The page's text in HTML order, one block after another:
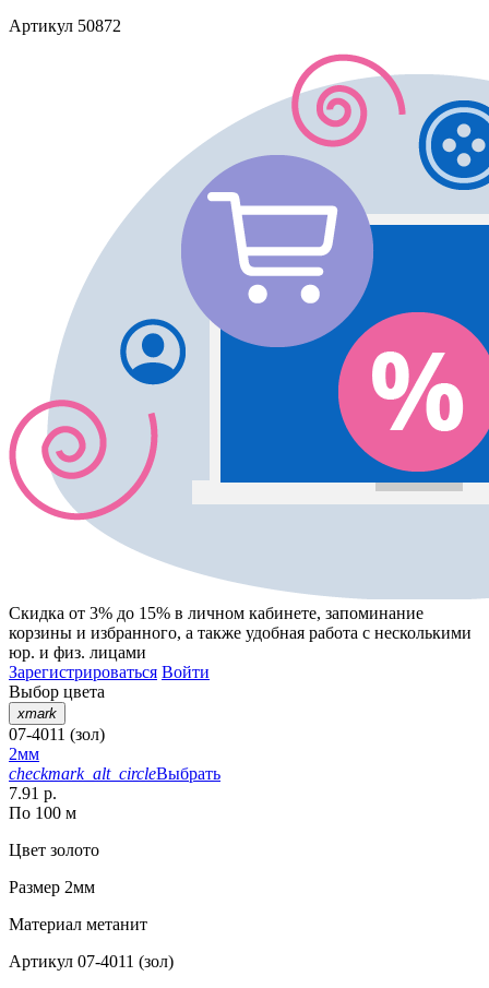
Артикул 50872
Скидка от 3% до 15% в личном кабинете, запоминание
корзины и избранного, а также удобная работа с несколькими
юр. и физ. лицами
Зарегистрироваться Войти
Выбор цвета
xmark
07-4011 (зол)
2мм
checkmark_alt_circleВыбрать
7.91 р.
По 100 м
Цвет золото
Размер 2мм
Материал метанит
Артикул 07-4011 (зол)